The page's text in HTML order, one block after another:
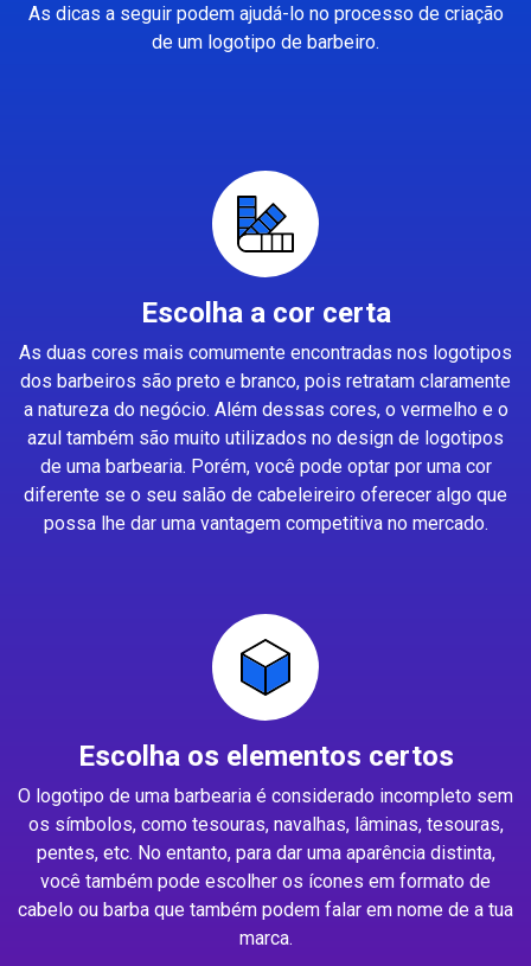
As dicas a seguir podem ajudá-lo no processo de criação
de um logotipo de barbeiro.
Escolha a cor certa
As duas cores mais comumente encontradas nos logotipos
dos barbeiros são preto e branco, pois retratam claramente
a natureza do negócio. Além dessas cores, o vermelho e o
azul também são muito utilizados no design de logotipos
de uma barbearia. Porém, você pode optar por uma cor
diferente se o seu salão de cabeleireiro oferecer algo que
possa lhe dar uma vantagem competitiva no mercado.
Escolha os elementos certos
O logotipo de uma barbearia é considerado incompleto sem
os símbolos, como tesouras, navalhas, lâminas, tesouras,
pentes, etc. No entanto, para dar uma aparência distinta,
você também pode escolher os ícones em formato de
cabelo ou barba que também podem falar em nome de a tua
marca.